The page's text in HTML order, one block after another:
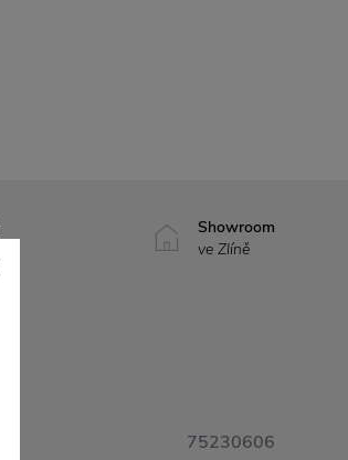
Showroom
ve Zlíně
75230606